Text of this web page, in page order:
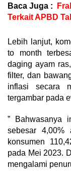
Baca Juga :
Terkait APBD
Lebih lanjut,
to month
daging ayam
filter, dan
inflasi secara
tergambar pada
” Bahwasanya
sebesar 4,00%
konsumen
pada Mei 2023.
mengalami